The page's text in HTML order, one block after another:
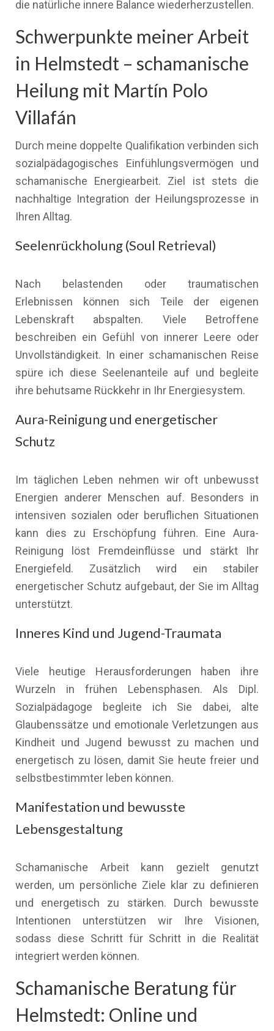
die natürliche innere Balance wiederherzustellen.
Schwerpunkte meiner Arbeit
in Helmstedt – schamanische
Heilung mit Martín Polo
Villafán
Durch meine doppelte Qualifikation verbinden sich
sozialpädagogisches Einfühlungsvermögen und
schamanische Energiearbeit. Ziel ist stets die
nachhaltige Integration der Heilungsprozesse in
Ihren Alltag.
Seelenrückholung (Soul Retrieval)
Nach belastenden oder traumatischen
Erlebnissen können sich Teile der eigenen
Lebenskraft abspalten. Viele Betroffene
beschreiben ein Gefühl von innerer Leere oder
Unvollständigkeit. In einer schamanischen Reise
spüre ich diese Seelenanteile auf und begleite
ihre behutsame Rückkehr in Ihr Energiesystem.
Aura-Reinigung und energetischer
Schutz
Im täglichen Leben nehmen wir oft unbewusst
Energien anderer Menschen auf. Besonders in
intensiven sozialen oder beruflichen Situationen
kann dies zu Erschöpfung führen. Eine Aura-
Reinigung löst Fremdeinflüsse und stärkt Ihr
Energiefeld. Zusätzlich wird ein stabiler
energetischer Schutz aufgebaut, der Sie im Alltag
unterstützt.
Inneres Kind und Jugend-Traumata
Viele heutige Herausforderungen haben ihre
Wurzeln in frühen Lebensphasen. Als Dipl.
Sozialpädagoge begleite ich Sie dabei, alte
Glaubenssätze und emotionale Verletzungen aus
Kindheit und Jugend bewusst zu machen und
energetisch zu lösen, damit Sie heute freier und
selbstbestimmter leben können.
Manifestation und bewusste
Lebensgestaltung
Schamanische Arbeit kann gezielt genutzt
werden, um persönliche Ziele klar zu definieren
und energetisch zu stärken. Durch bewusste
Intentionen unterstützen wir Ihre Visionen,
sodass diese Schritt für Schritt in die Realität
integriert werden können.
Schamanische Beratung für
Helmstedt: Online und